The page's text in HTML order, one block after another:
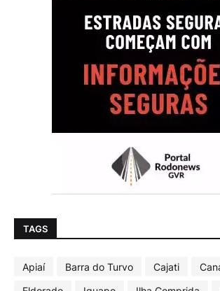
TAGS
Apiaí Barra do Turvo Cajati